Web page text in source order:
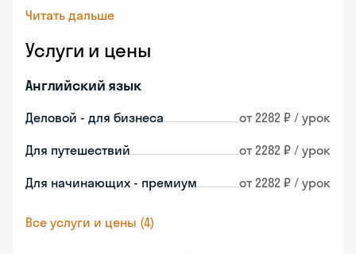
Читать дальше
Услуги и цены
Английский язык
Деловой - для бизнеса от 2282 ₽ / урок
Для путешествий от 2282 ₽ / урок
Для начинающих - премиум от 2282 ₽ / урок
Все услуги и цены (4)